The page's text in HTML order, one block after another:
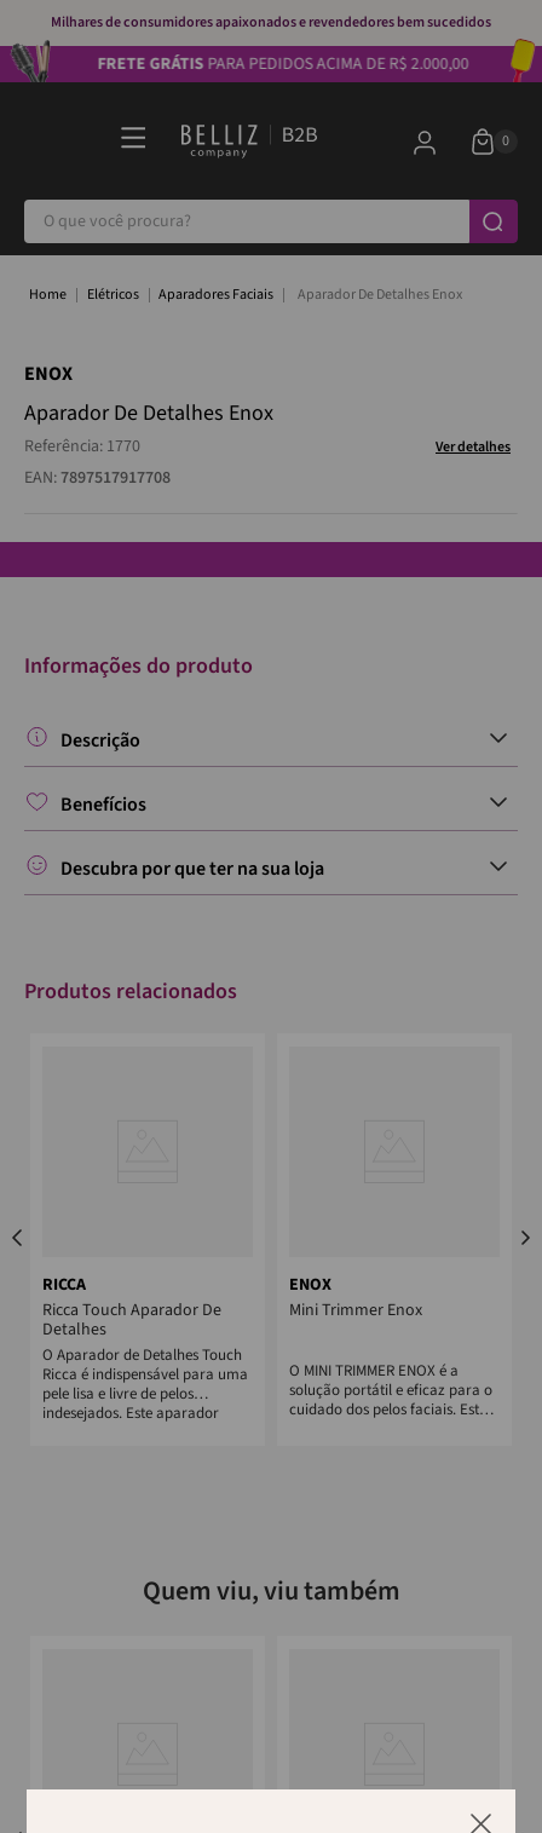
Milhares de consumidores apaixonados e revendedores bem sucedidos
FRETE GRÁTISPARA PEDIDOS ACIMA DE R$ 2.000,00
O que você procura?
Elétricos Aparadores Faciais Aparador De Detalhes Enox
ENOX
Aparador De Detalhes Enox
Referência: 1770 Ver detalhes
EAN:7897517917708
Informações do produto
Descrição
Benefícios
Descubra por que ter na sua loja
Produtos relacionados
RICCA
Ricca Touch Aparador De
Detalhes
O Aparador de Detalhes Touch
Ricca é indispensável para uma
pele lisa e livre de pelos
indesejados. Este aparador
ENOX
Mini Trimmer Enox
O MINI TRIMMER ENOX é a
solução portátil e eficaz para o
cuidado dos pelos faciais. Este
Quem viu, viu também